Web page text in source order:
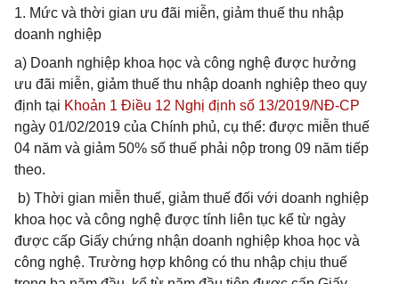
1. Mức và thời gian ưu đãi miễn, giảm thuế thu nhập
doanh nghiệp
a) Doanh nghiệp khoa học và công nghệ được hưởng
ưu đãi miễn, giảm thuế thu nhập doanh nghiệp theo quy
định tại Khoản 1 Điều 12 Nghị định số 13/2019/NĐ-CP
ngày 01/02/2019 của Chính phủ, cụ thể: được miễn thuế
04 năm và giảm 50% số thuế phải nộp trong 09 năm tiếp
theo.
b) Thời gian miễn thuế, giảm thuế đối với doanh nghiệp
khoa học và công nghệ được tính liên tục kể từ ngày
được cấp Giấy chứng nhận doanh nghiệp khoa học và
công nghệ. Trường hợp không có thu nhập chịu thuế